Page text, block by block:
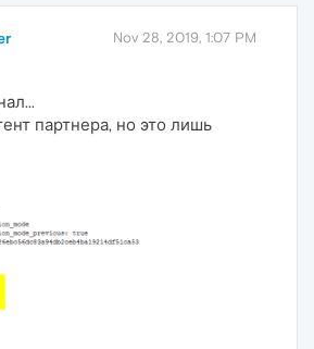
Nov 28, 2019, 1:07 PM
партнера, но это лишь